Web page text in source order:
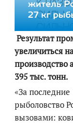
Результат
увеличиться
производство
395 тыс. тонн.
«За
рыболовство
вызовами: